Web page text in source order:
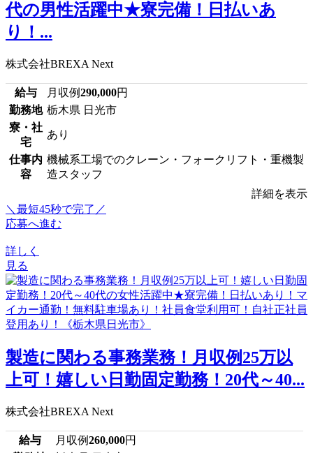
代の男性活躍中★寮完備！日払いあ
り！...
株式会社BREXA Next
給与 月収例290,000円
勤務地 栃木県 日光市
寮・社
宅
あり
仕事内
容
機械系工場でのクレーン・フォークリフト・重機製
造スタッフ
詳細を表示
＼最短45秒で完了／
応募へ進む
詳しく
見る
製造に関わる事務業務！月収例25万以
上可！嬉しい日勤固定勤務！20代～40...
株式会社BREXA Next
給与 月収例260,000円